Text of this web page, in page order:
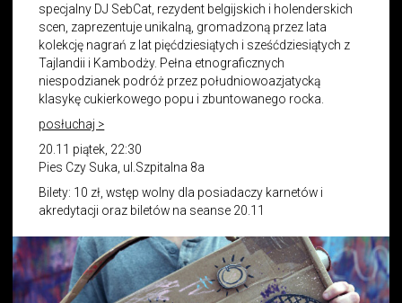
specjalny DJ SebCat, rezydent belgijskich i holenderskich
scen, zaprezentuje unikalną, gromadzoną przez lata
kolekcję nagrań z lat pięćdziesiątych i sześćdziesiątych z
Tajlandii i Kambodży. Pełna etnograficznych
niespodzianek podróż przez południowoazjatycką
klasykę cukierkowego popu i zbuntowanego rocka.
posłuchaj >
20.11 piątek, 22:30
Pies Czy Suka, ul.Szpitalna 8a
Bilety: 10 zł, wstęp wolny dla posiadaczy karnetów i
akredytacji oraz biletów na seanse 20.11